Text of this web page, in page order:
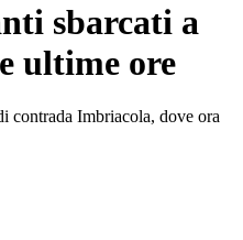
sbarcati a
ultime ore
contrada Imbriacola, dove ora